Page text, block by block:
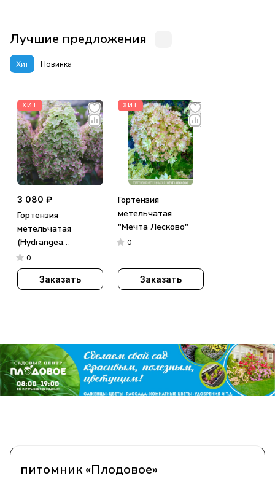
Лучшие предложения
Хит Новинка
ХИТ
3 080 ₽
Гортензия
метельчатая
(Hydrangea
paniculata)
«Metallica»
0
Заказать
ХИТ
Гортензия
метельчатая
"Мечта Лесково"
0
Заказать
питомник «Плодовое»